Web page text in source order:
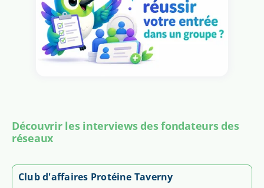
Découvrir les interviews des fondateurs des
réseaux
Club d'affaires Protéine Taverny